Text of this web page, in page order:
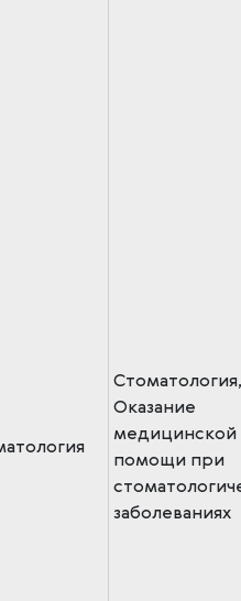
Стоматология,
Оказание
медицинской
помощи при
заболеваниях